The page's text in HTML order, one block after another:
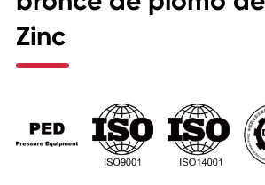
Zinc